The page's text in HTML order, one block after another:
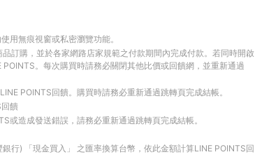
用無痕視窗或私密瀏覽功能。
訂購，並於各家網路店家規範之付款期間內完成付款。若同時開啟
。每次購買時請務必關閉其他比價或回饋網，並重新通過
POINTS回饋。購買時請務必重新通過跳轉頁完成結帳。
饋
或造成發送錯誤，請務必重新通過跳轉頁完成結帳。
行) 「現金買入」 之匯率換算台幣，依此金額計算LINE POINTS回